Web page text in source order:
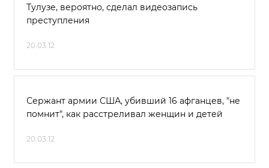
Тулузе, вероятно, сделал видеозапись
преступления
20.03.12
Сержант армии США, убивший 16 афганцев, "не
помнит", как расстреливал женщин и детей
20.03.12